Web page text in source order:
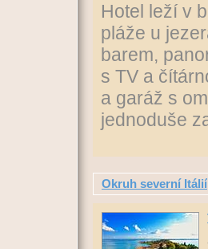
Hotel leží v
pláže u
barem,
s TV a
a garáž s
jednoduše
Okruh severní Itálií